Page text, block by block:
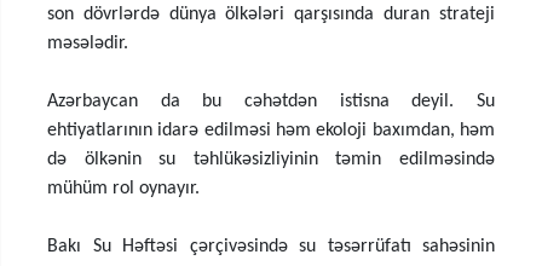
son dövrlərdə dünya ölkələri qarşısında duran strateji
məsələdir.
Azərbaycan da bu cəhətdən istisna deyil. Su
ehtiyatlarının idarə edilməsi həm ekoloji baxımdan, həm
də ölkənin su təhlükəsizliyinin təmin edilməsində
mühüm rol oynayır.
Bakı Su Həftəsi çərçivəsində su təsərrüfatı sahəsinin